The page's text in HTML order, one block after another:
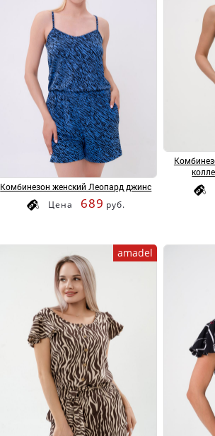
Комбинезон женский Леопард джинс
Цена 689 руб.
amadel